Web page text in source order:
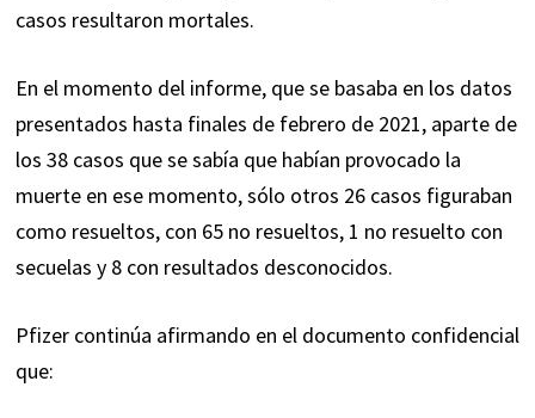
casos resultaron mortales.
En el momento del informe, que se basaba en los datos
presentados hasta finales de febrero de 2021, aparte de
los 38 casos que se sabía que habían provocado la
muerte en ese momento, sólo otros 26 casos figuraban
como resueltos, con 65 no resueltos, 1 no resuelto con
secuelas y 8 con resultados desconocidos.
Pfizer continúa afirmando en el documento confidencial
que: